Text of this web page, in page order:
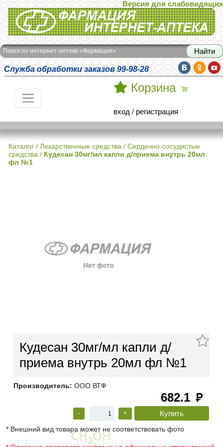
Интернет-аптека Фармация
Версия для слабовидящих
Поиск по интернет-аптеке «Фармация»
Служба обработки заказов 99-98-28
Корзина
вход / регистрация
Каталог / Лекарственные средства / Сердечно-сосудистые
средства / Кудесан 30мг/мл капли д/приема внутрь 20мл
фл №1
Кудесан 30мг/мл капли д/
приема внутрь 20мл фл №1
Производитель: ООО ВТФ
682.1 руб
- +
* Внешний вид товара может не соответствовать фото